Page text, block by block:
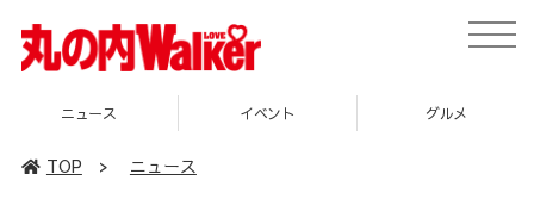
toggle
ニュース イベント グルメ
TOP > ニュース